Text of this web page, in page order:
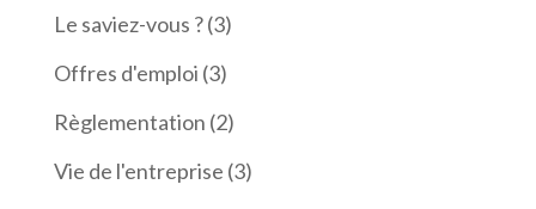
Le saviez-vous ?(3)
Offres d'emploi (3)
Règlementation (2)
Vie de l'entreprise (3)